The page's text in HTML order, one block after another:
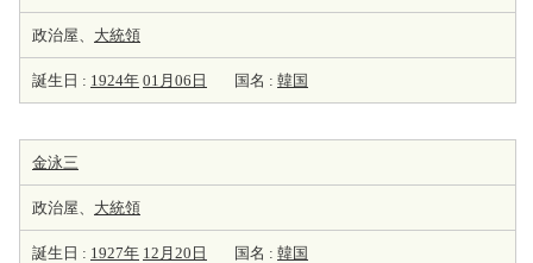
政治屋、 大統領
誕生日 : 1924年 01月06日 国名 : 韓国
金泳三
政治屋、 大統領
誕生日 : 1927年 12月20日 国名 : 韓国